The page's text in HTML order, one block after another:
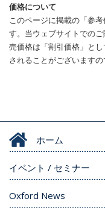
価格について
このページに掲載の「参
す。当ウェブサイトでの
売価格は「割引価格」と
されることがございますの
ホーム
イベント / セミナー
Oxford News